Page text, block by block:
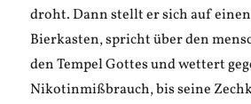
droht. Dann stellt er sich auf
Bierkasten, spricht über den
den Tempel Gottes und wettert
Nikotinmißbrauch, bis seine